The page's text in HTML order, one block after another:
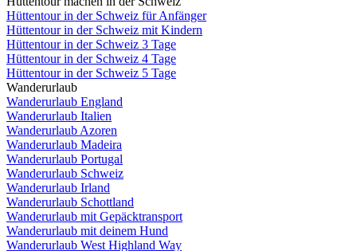
Hüttentour in der Schweiz für Anfänger
Hüttentour in der Schweiz mit Kindern
Hüttentour in der Schweiz 3 Tage
Hüttentour in der Schweiz 4 Tage
Hüttentour in der Schweiz 5 Tage
Wanderurlaub
Wanderurlaub England
Wanderurlaub Italien
Wanderurlaub Azoren
Wanderurlaub Madeira
Wanderurlaub Portugal
Wanderurlaub Schweiz
Wanderurlaub Irland
Wanderurlaub Schottland
Wanderurlaub mit Gepäcktransport
Wanderurlaub mit deinem Hund
Wanderurlaub West Highland Way